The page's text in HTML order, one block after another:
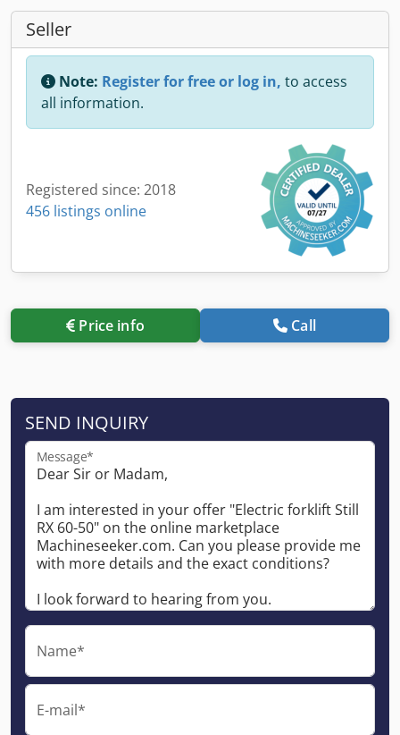
Seller
Note: Register for free or log in, to access
all information.
Registered since: 2018
456 listings online
Price info Call
SEND INQUIRY
Message*
Name*
E-mail*